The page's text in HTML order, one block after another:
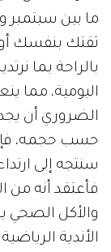
ما بين سبتمبر
ثقتك بنفسك
بالراحة بما
اليومية، مما
الضروري أن
حسب حجمه،
سنتجه إلى
فأعتقد أنه من
والأكل الصحي
الأندية الرياضية.